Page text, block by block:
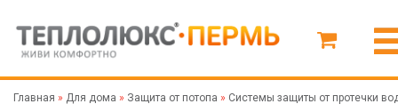
Главная » Для дома » Защита от потопа » Системы защиты от протечки